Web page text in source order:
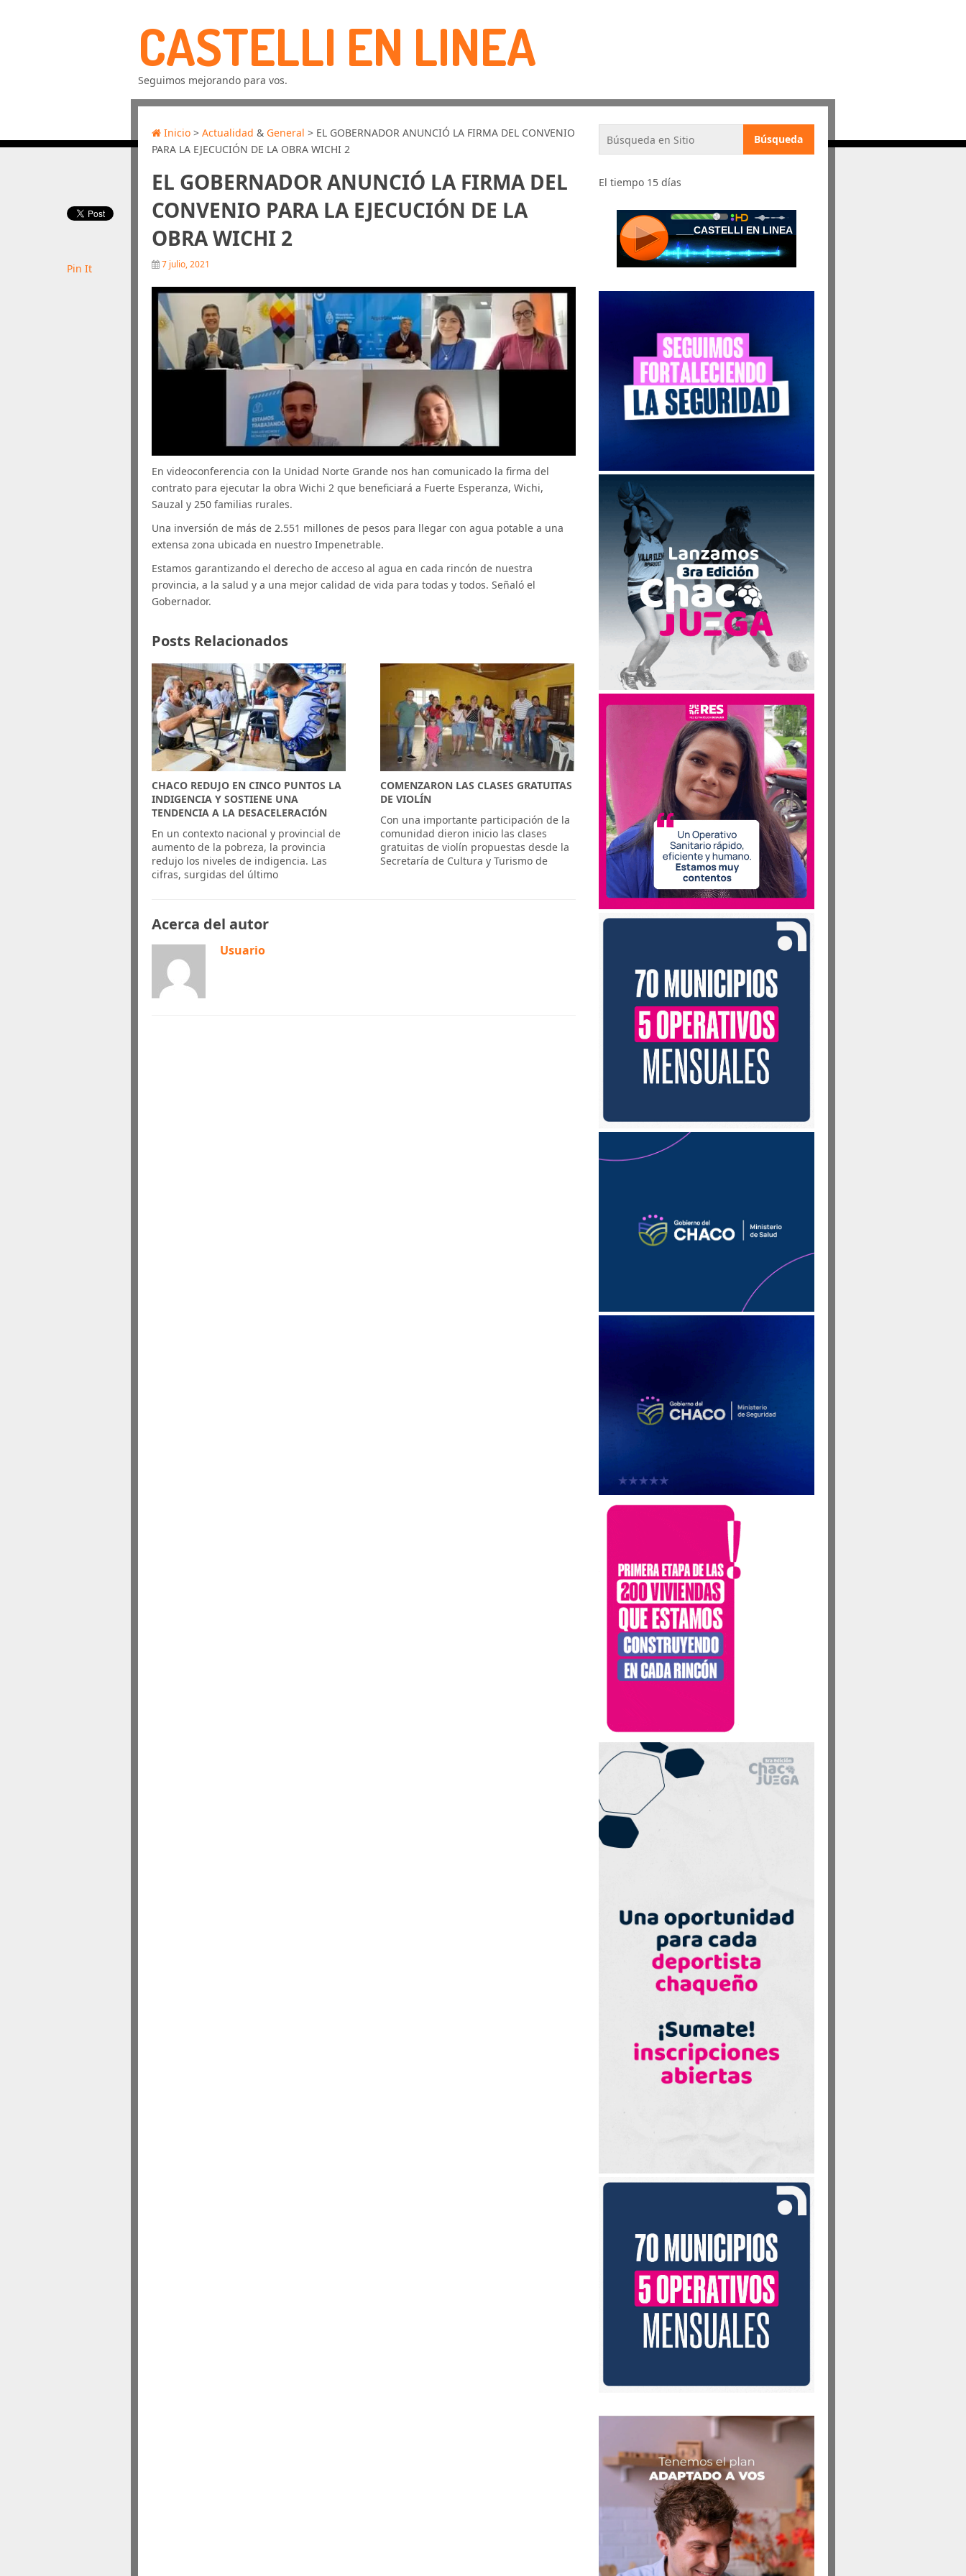
CASTELLI EN LINEA
Seguimos mejorando para vos.
Inicio >Actualidad & General > EL GOBERNADOR ANUNCIÓ LA FIRMA DEL CONVENIO
PARA LA EJECUCIÓN DE LA OBRA WICHI 2
EL GOBERNADOR ANUNCIÓ LA FIRMA DEL
CONVENIO PARA LA EJECUCIÓN DE LA
OBRA WICHI 2
7 julio, 2021
En videoconferencia con la Unidad Norte Grande nos han comunicado la firma del
contrato para ejecutar la obra Wichi 2 que beneficiará a Fuerte Esperanza, Wichi,
Sauzal y 250 familias rurales.
Una inversión de más de 2.551 millones de pesos para llegar con agua potable a una
extensa zona ubicada en nuestro Impenetrable.
Estamos garantizando el derecho de acceso al agua en cada rincón de nuestra
provincia, a la salud y a una mejor calidad de vida para todas y todos. Señaló el
Gobernador.
Pin It
Posts Relacionados
CHACO REDUJO EN CINCO PUNTOS LA
INDIGENCIA Y SOSTIENE UNA
TENDENCIA A LA DESACELERACIÓN
En un contexto nacional y provincial de
aumento de la pobreza, la provincia
redujo los niveles de indigencia. Las
cifras, surgidas del último
COMENZARON LAS CLASES GRATUITAS
DE VIOLÍN
Con una importante participación de la
comunidad dieron inicio las clases
gratuitas de violín propuestas desde la
Secretaría de Cultura y Turismo de
Acerca del autor
Usuario
El tiempo 15 días